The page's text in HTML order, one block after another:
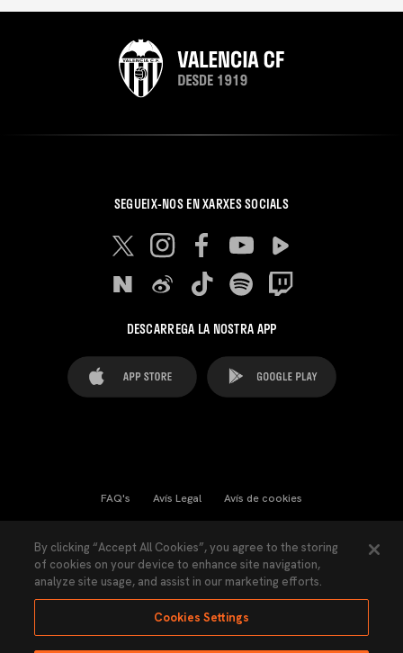
SEGUEIX-NOS EN XARXES SOCIALS
DESCARREGA LA NOSTRA APP
FAQ's Avís Legal Avís de cookies
Llei de Transparència Política de Privacitat
Accessibilitat
By clicking “Accept All Cookies”, you agree to the storing
of cookies on your device to enhance site navigation,
analyze site usage, and assist in our marketing efforts.
Cookies Settings